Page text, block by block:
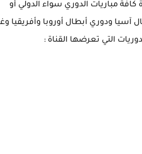
مباريات الدوري سواء الدولي أو
ودوري أبطال أوروبا وأفريقيا
التي تعرضها القناة :